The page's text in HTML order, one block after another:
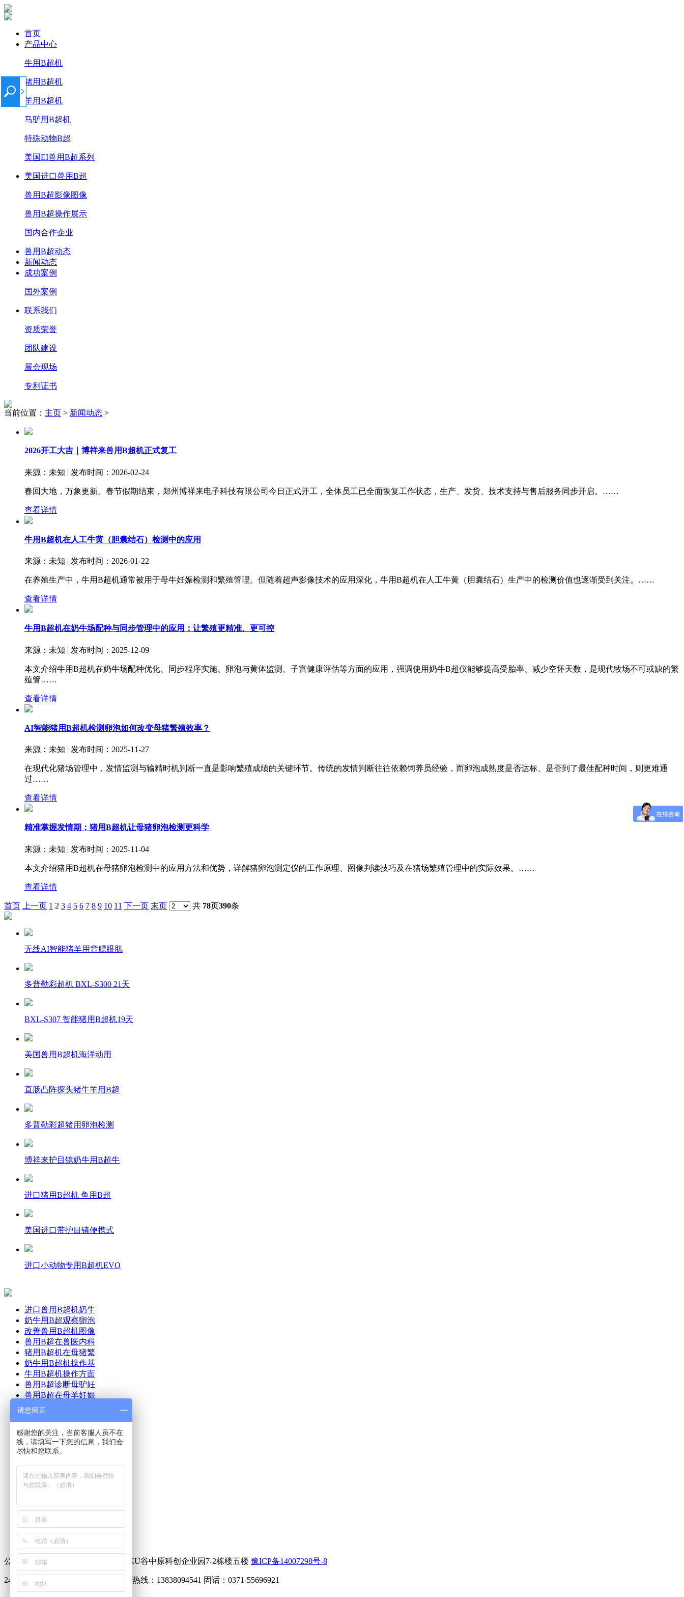
首页
产品中心
牛用B超机
猪用B超机
羊用B超机
马驴用B超机
特殊动物B超
美国EI兽用B超系列
美国进口兽用B超
兽用B超影像图像
兽用B超操作展示
国内合作企业
兽用B超动态
新闻动态
成功案例
国外案例
联系我们
资质荣誉
团队建设
展会现场
专利证书
当前位置： 主页 > 新闻动态 >
2026开工大吉｜博祥来兽用B超机正式复工
来源：未知 | 发布时间：2026-02-24
春回大地，万象更新。春节假期结束，郑州博祥来电子科技有限公司今日正式开工，全体员工已全面恢复工作状态，生产、发货、技术支持与售后服务同步开启。……
查看详情
牛用B超机在人工牛黄（胆囊结石）检测中的应用
来源：未知 | 发布时间：2026-01-22
在养殖生产中，牛用B超机通常被用于母牛妊娠检测和繁殖管理。但随着超声影像技术的应用深化，牛用B超机在人工牛黄（胆囊结石）生产中的检测价值也逐渐受到关注。……
查看详情
牛用B超机在奶牛场配种与同步管理中的应用：让繁殖更精准、更可控
来源：未知 | 发布时间：2025-12-09
本文介绍牛用B超机在奶牛场配种优化、同步程序实施、卵泡与黄体监测、子宫健康评估等方面的应用，强调使用奶牛B超仪能够提高受胎率、减少空怀天数，是现代牧场不可或缺的繁
殖管……
查看详情
AI智能猪用B超机检测卵泡如何改变母猪繁殖效率？
来源：未知 | 发布时间：2025-11-27
‍在现代化猪场管理中，发情监测与输精时机判断一直是影响繁殖成绩的关键环节。传统的发情判断往往依赖饲养员经验，而卵泡成熟度是否达标、是否到了最佳配种时间，则更难通
过……
查看详情
精准掌握发情期：猪用B超机让母猪卵泡检测更科学
来源：未知 | 发布时间：2025-11-04
本文介绍猪用B超机在母猪卵泡检测中的应用方法和优势，详解猪卵泡测定仪的工作原理、图像判读技巧及在猪场繁殖管理中的实际效果。……
查看详情
首页 上一页 1 2 3 4 5 6 7 8 9 10 11 下一页 末页 共 78页390条
无线AI智能猪羊用背膘眼肌
多普勒彩超机 BXL-S300 21天
BXL-S307 智能猪用B超机19天
美国兽用B超机海洋动用
直肠凸阵探头猪牛羊用B超
多普勒彩超猪用卵泡检测
博祥来护目镜奶牛用B超牛
进口猪用B超机 鱼用B超
美国进口带护目镜便携式
进口小动物专用B超机EVO
进口兽用B超机奶牛
奶牛用B超观察卵泡
改善兽用B超机图像
兽用B超在兽医内科
猪用B超机在母猪繁
奶牛用B超机操作基
牛用B超机操作方面
兽用B超诊断母驴妊
兽用B超在母羊妊娠
猪用B超机使用方法
猪用B超使用方法及
牛用B超在奶牛生产
猪用B超多少钱
兽用B超机如何使用
首页
产品中心
兽用B超动态
新闻动态
成功案例
联系我们
公司地址：郑州市中原区化工路联东U谷中原科创企业园7-2栋楼五楼 豫ICP备14007298号-8
24小时销售热线：18337173261 售后热线：13838094541 固话：0371-55696921
请您留言
感谢您的关注，当前客服人员不在
线，请填写一下您的信息，我们会
尽快和您联系。